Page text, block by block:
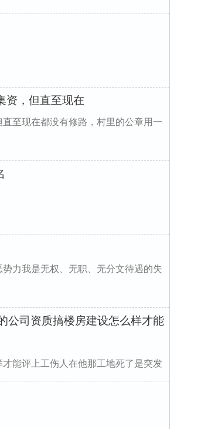
资，但直至现在
至现在都没有修路，村里的公章用一
力我是无权、无职、无分文待遇的失
公司资质搞楼房建设怎么样才能
能评上工伤人在他那工地死了是突发